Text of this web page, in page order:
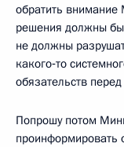
обратить внимание
решения должны
не должны
какого‑то
обязательств
Попрошу потом
проинформировать